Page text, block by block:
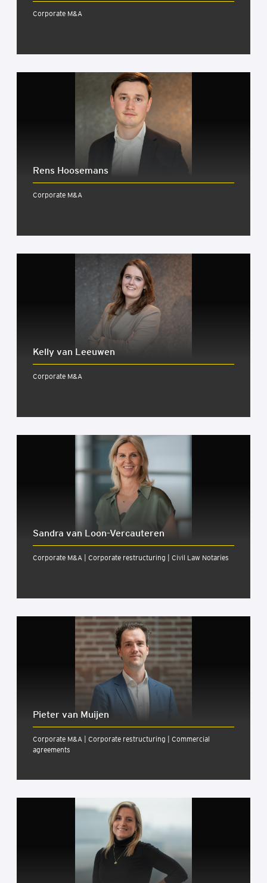
Corporate M&A
Rens Hoo­se­mans
Corporate M&A
Kel­ly van Leeuwen
Corporate M&A
Sandra van Loon-Ver­cau­te­ren
Corporate M&A | Corporate restructuring | Civil Law Notaries
Pieter van Muijen
Corporate M&A | Corporate restructuring | Commercial
agreements